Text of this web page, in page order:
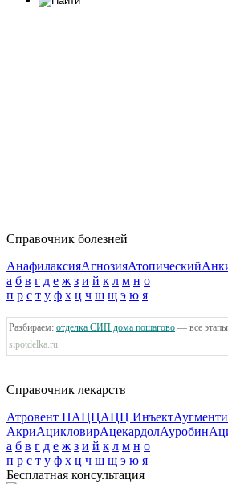
Справочник болезней
АнафилаксияАгнозияАтопический
а б в г д е ж з и й к л м н о
п р с т у ф х ц ч ш щ э ю я
Разбираем: отделка СИП дома пошагово — все
sipotdelka.ru
Справочник лекарств
Атровент НАЦЦАЦЦ Инъект
АкриАцикловирАцекардолАуробин
а б в г д е ж з и й к л м н о
п р с т у ф х ц ч ш щ э ю я
Бесплатная консультация